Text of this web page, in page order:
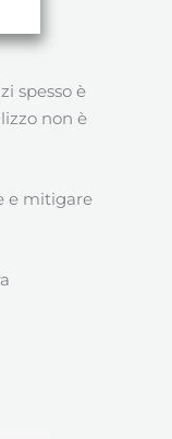
spesso è
non è
e mitigare